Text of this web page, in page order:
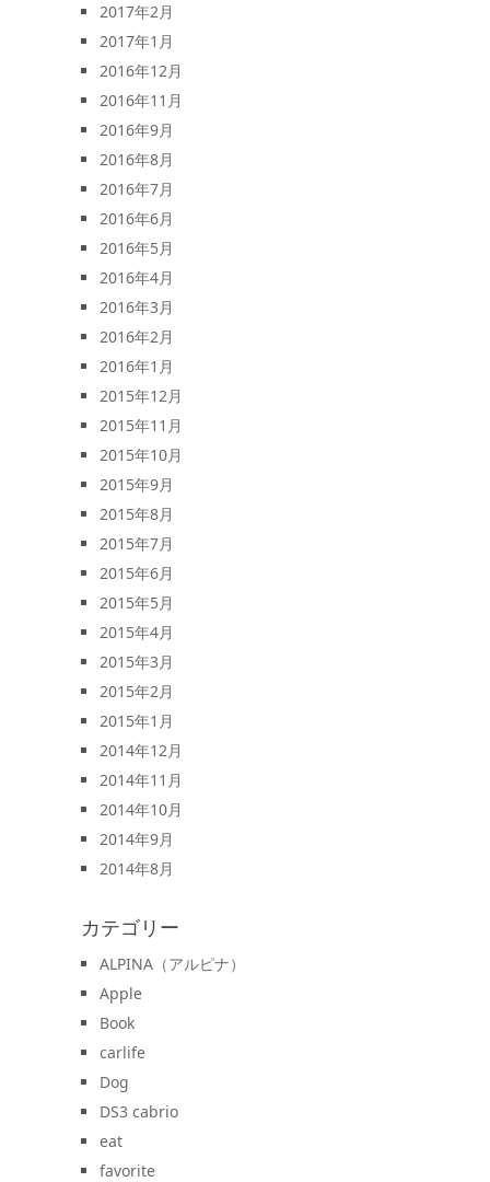
2017年2月
2017年1月
2016年12月
2016年11月
2016年9月
2016年8月
2016年7月
2016年6月
2016年5月
2016年4月
2016年3月
2016年2月
2016年1月
2015年12月
2015年11月
2015年10月
2015年9月
2015年8月
2015年7月
2015年6月
2015年5月
2015年4月
2015年3月
2015年2月
2015年1月
2014年12月
2014年11月
2014年10月
2014年9月
2014年8月
カテゴリー
ALPINA（アルピナ）
Apple
Book
carlife
Dog
DS3 cabrio
eat
favorite